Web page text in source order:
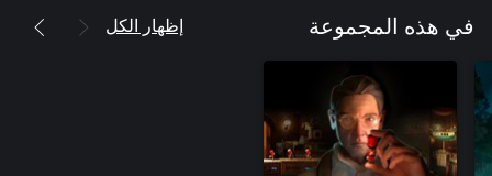
في هذه المجموعة إظهار الكل